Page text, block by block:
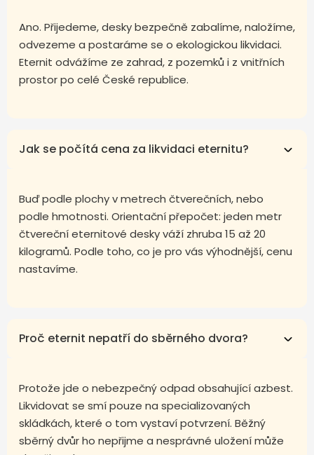
Ano. Přijedeme, desky bezpečně zabalíme, naložíme,
odvezeme a postaráme se o ekologickou likvidaci.
Eternit odvážíme ze zahrad, z pozemků i z vnitřních
prostor po celé České republice.
Jak se počítá cena za likvidaci eternitu?
Buď podle plochy v metrech čtverečních, nebo
podle hmotnosti. Orientační přepočet: jeden metr
čtvereční eternitové desky váží zhruba 15 až 20
kilogramů. Podle toho, co je pro vás výhodnější, cenu
nastavíme.
Proč eternit nepatří do sběrného dvora?
Protože jde o nebezpečný odpad obsahující azbest.
Likvidovat se smí pouze na specializovaných
skládkách, které o tom vystaví potvrzení. Běžný
sběrný dvůr ho nepřijme a nesprávné uložení může